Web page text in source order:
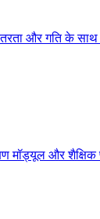
और गति के
मॉड्यूल और शैक्षिक